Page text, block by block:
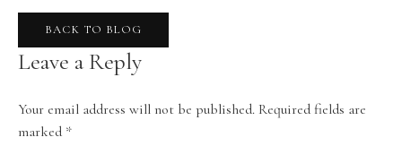
BACK TO BLOG
Leave a Reply
Your email address will not be published. Required fields are
marked *